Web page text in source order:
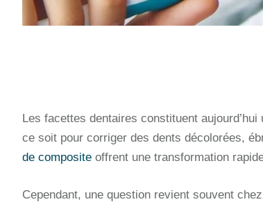
Les facettes dentaires constituent
ce soit pour corriger des dents décolorées,
de composite offrent une transformation
Cependant, une question revient souvent